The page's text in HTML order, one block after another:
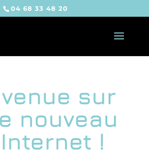
04 68 33 48 20
sur
nouveau
!